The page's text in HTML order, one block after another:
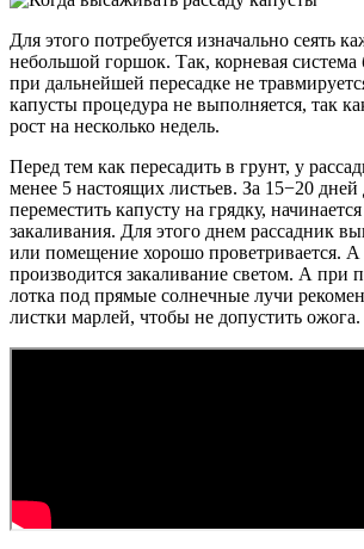
Для этого потребуется изначально сеять
небольшой горшок. Так, корневая система
при дальнейшей пересадке не
капусты процедура не выполняется, так
рост на несколько недель.
Перед тем как пересадить в грунт, у
менее 5 настоящих листьев. За 15−20 дней
переместить капусту на грядку,
закаливания. Для этого днем рассадник
или помещение хорошо проветривается. А
производится закаливание светом. А при
лотка под прямые солнечные лучи
листки марлей, чтобы не допустить ожога.